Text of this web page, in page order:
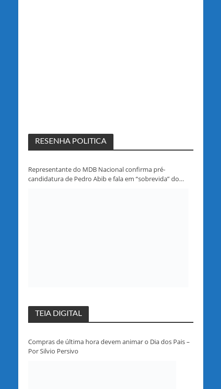
RESENHA POLITICA
Representante do MDB Nacional confirma pré-
candidatura de Pedro Abib e fala em “sobrevida” do
TEIA DIGITAL
Compras de última hora devem animar o Dia dos Pais –
Por Silvio Persivo